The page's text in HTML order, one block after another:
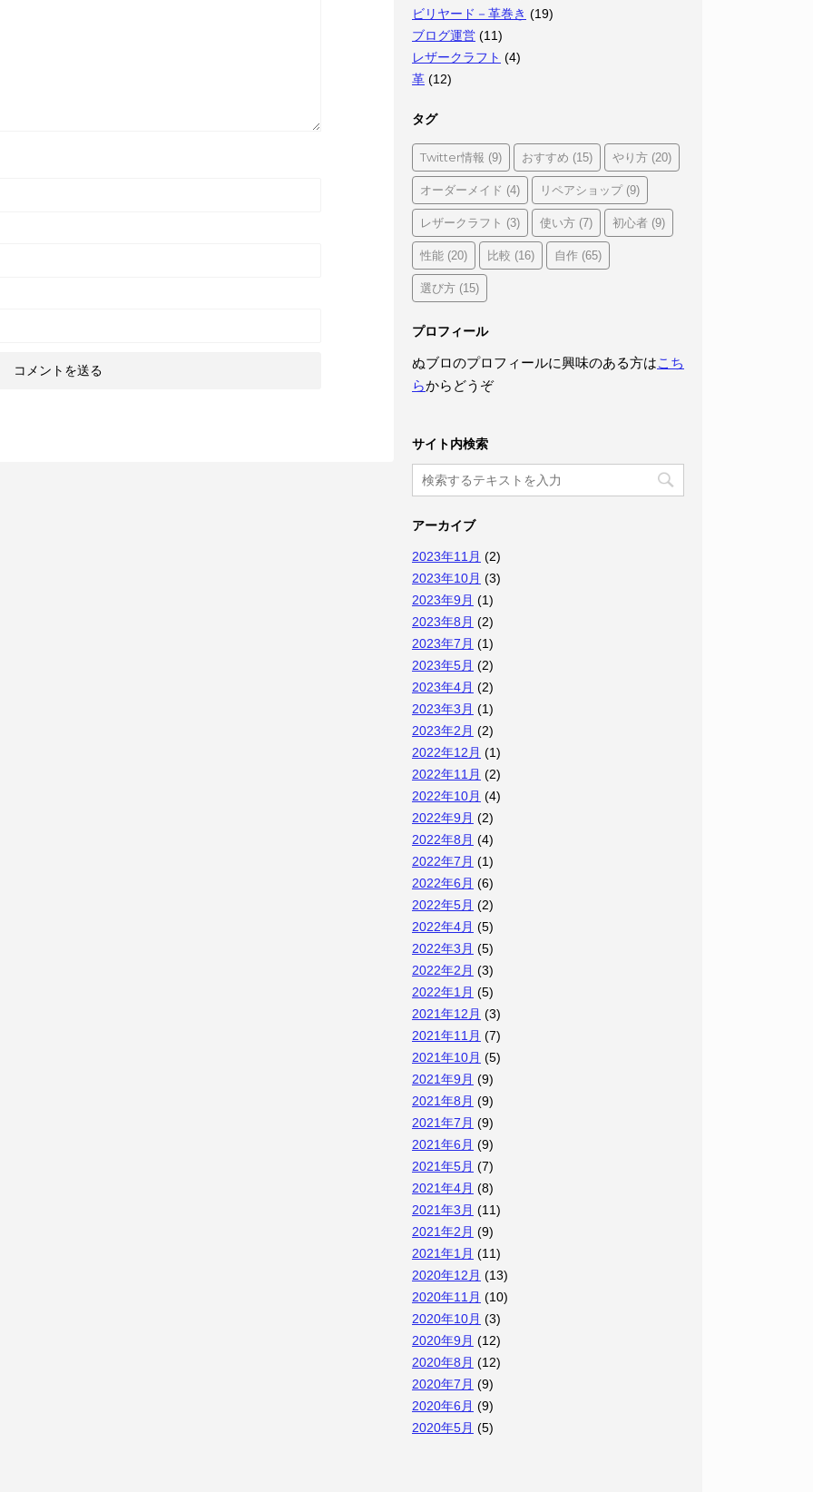
ビリヤード－革巻き (19)
ブログ運営 (11)
レザークラフト (4)
革 (12)
タグ
Twitter情報 (9) おすすめ (15) やり方 (20)
オーダーメイド (4) リペアショップ(9)
レザークラフト (3) 使い方 (7) 初心者 (9)
性能 (20) 比較 (16) 自作 (65)
選び方 (15)
プロフィール
ぬブロのプロフィールに興味のある方はこち
らからどうぞ
サイト内検索
アーカイブ
2023年11月 (2)
2023年10月 (3)
2023年9月 (1)
2023年8月 (2)
2023年7月 (1)
2023年5月 (2)
2023年4月 (2)
2023年3月 (1)
2023年2月 (2)
2022年12月 (1)
2022年11月 (2)
2022年10月 (4)
2022年9月 (2)
2022年8月 (4)
2022年7月 (1)
2022年6月 (6)
2022年5月 (2)
2022年4月 (5)
2022年3月 (5)
2022年2月 (3)
2022年1月 (5)
2021年12月 (3)
2021年11月 (7)
2021年10月 (5)
2021年9月 (9)
2021年8月 (9)
2021年7月 (9)
2021年6月 (9)
2021年5月 (7)
2021年4月 (8)
2021年3月 (11)
2021年2月 (9)
2021年1月 (11)
2020年12月 (13)
2020年11月 (10)
2020年10月 (3)
2020年9月 (12)
2020年8月 (12)
2020年7月 (9)
2020年6月 (9)
2020年5月 (5)